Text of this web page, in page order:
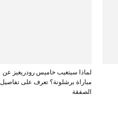
لماذا سيتغيب خاميس رودريغيز عن
مباراة برشلونة؟ تعرف على تفاصيل
الصفقة